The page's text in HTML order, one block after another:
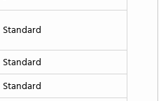
Standard
Standard
Standard